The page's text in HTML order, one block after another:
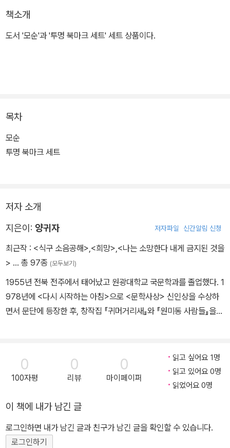
책소개
도서 '모순'과 '투명 북마크 세트' 세트 상품이다.
목차
모순
투명 북마크 세트
저자 소개
지은이: 양귀자 저자파일 신간알림 신청
최근작 : <식구 소음공해>,<희망>,<나는 소망한다 내게 금지된 것을
> … 총 97종 (모두보기)
1955년 전북 전주에서 태어났고 원광대학교 국문학과를 졸업했다. 1
978년에 <다시 시작하는 아침>으로 <문학사상> 신인상을 수상하
면서 문단에 등장한 후, 창작집 『귀머거리새』와 『원미동 사람들』을
에 퍼져있던 ‘양귀자 3년 주기설’이 말해주듯 『희망』 『나는 소망한다
내게 금지된 것을』 『천년의 사랑』 『모순』 등을 3년 간격으로 펴내며
동시대 최고의 베스트셀러 작가로 부상했다. 탁월한 문장력과 놀라울
재능은 단편과 장편을 포함, 가장 잘 읽히는 작가로 독자들의 사랑을
받고 있다. 소설집으로, 『귀머거리새』 『원미동 사람들』 『지구를 색칠
하는 페인트공』 『길모퉁이에서 만난 사람』 『슬픔도 힘이 된다』를, 장
0
100자평
0
리뷰
0
마이페이퍼
읽고 싶어요 1명
읽고 있어요 0명
읽었어요 0명
이 책에 내가 남긴 글
로그인하면 내가 남긴 글과 친구가 남긴 글을 확인할 수 있습니다.
로그인하기